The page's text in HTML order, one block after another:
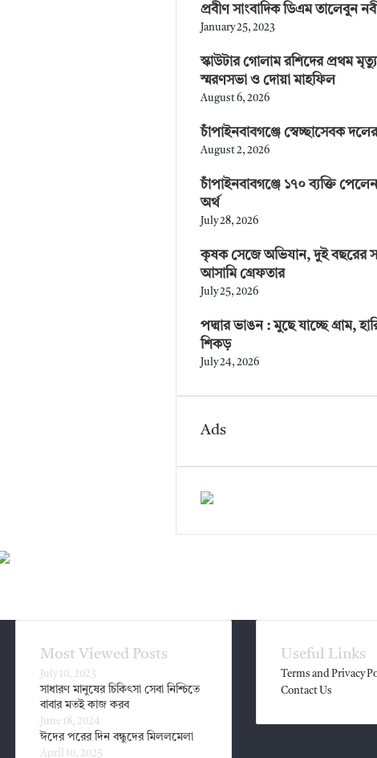
প্রবীণ সাংবাদিক ডিএম তালেবুন
January 25, 2023
স্কাউটার গোলাম রশিদের প্রথম
স্মরণসভা ও দোয়া মাহফিল
August 6, 2026
চাঁপাইনবাবগঞ্জে স্বেচ্ছাসেবক
August 2, 2026
চাঁপাইনবাবগঞ্জে ১৭০ ব্যক্তি
অর্থ
July 28, 2026
কৃষক সেজে অভিযান, দুই বছরের
আসামি গ্রেফতার
July 25, 2026
পদ্মার ভাঙন : মুছে যাচ্ছে গ্রাম,
শিকড়
July 24, 2026
Ads
Most Viewed Posts
July 10, 2023
সাধারণ মানুষের চিকিৎসা সেবা নিশ্চিতে
বাবার মতই কাজ করব
June 18, 2024
ঈদের পরের দিন বন্ধুদের মিললমেলা
April 10, 2025
Useful Links
Terms and Privacy
Contact Us